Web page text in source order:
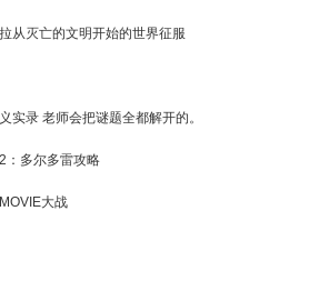
从灭亡的文明开始的世界征服
实录 老师会把谜题全都解开的。
：多尔多雷攻略
大战